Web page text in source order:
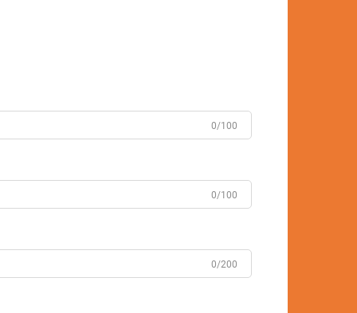
0/100
0/100
0/200